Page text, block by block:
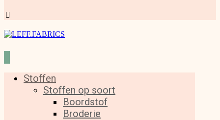
Stoffen
Stoffen op soort
Boordstof
Broderie